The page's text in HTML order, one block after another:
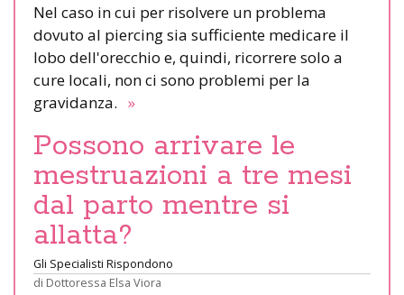
Nel caso in cui per risolvere un problema
dovuto al piercing sia sufficiente medicare il
lobo dell'orecchio e, quindi, ricorrere solo a
cure locali, non ci sono problemi per la
gravidanza. »
Possono arrivare le
mestruazioni a tre mesi
dal parto mentre si
allatta?
Gli Specialisti Rispondono
di Dottoressa Elsa Viora